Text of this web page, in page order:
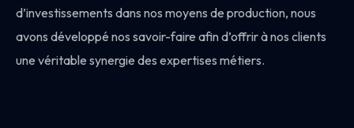
d’investissements dans nos moyens de production, nous
avons développé nos savoir-faire afin d’offrir à nos clients
une véritable synergie des expertises métiers.